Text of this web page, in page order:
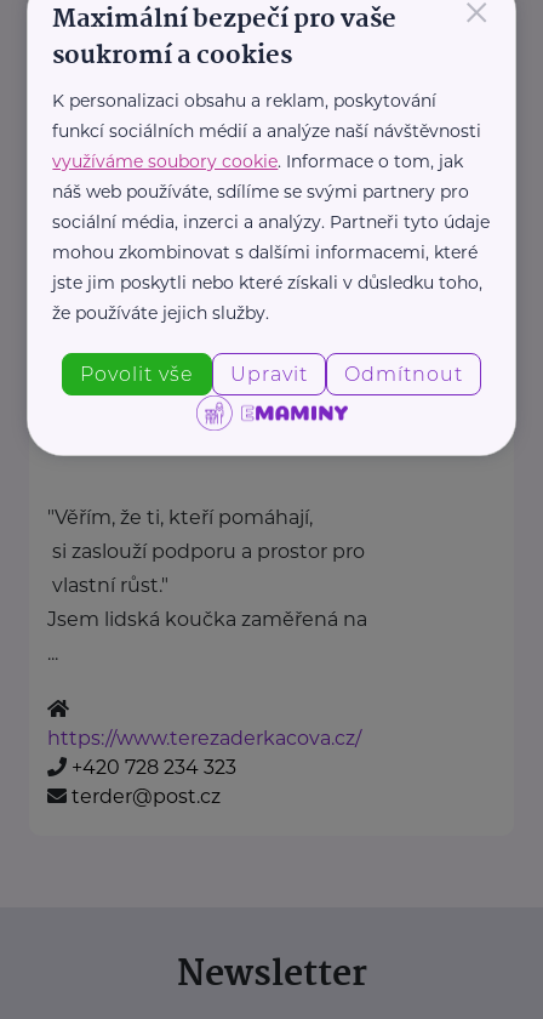
Rodinná síť
Klimentská 1246/1 Praha 1
Průvodce světem náhradní
rodinné péče v ČR
Portál Rodinná síť je přední
informační platforma zaměřená ...
https://rodinnasit.cz/
info@rodinnasit.cz
Tereza Derkačová
"Věřím, že ti, kteří pomáhají,
si zaslouží podporu a prostor pro
vlastní růst."
Jsem lidská koučka zaměřená na
...
https://www.terezaderkacova.cz/
+420 728 234 323
terder@post.cz
Newsletter
Maximální bezpečí pro vaše
soukromí a cookies
K personalizaci obsahu a reklam, poskytování
funkcí sociálních médií a analýze naší návštěvnosti
využíváme soubory cookie. Informace o tom, jak
náš web používáte, sdílíme se svými partnery pro
sociální média, inzerci a analýzy. Partneři tyto údaje
mohou zkombinovat s dalšími informacemi, které
jste jim poskytli nebo které získali v důsledku toho,
že používáte jejich služby.
Povolit vše Upravit Odmítnout